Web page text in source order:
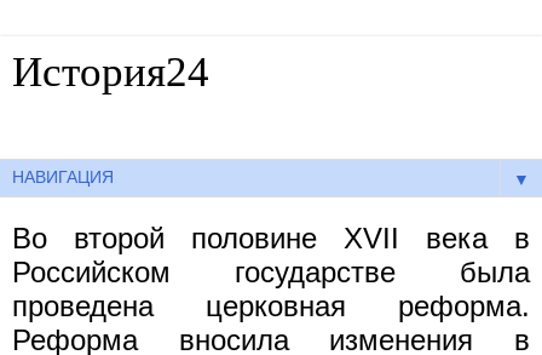
История24
▼
Во второй половине XVII века в
Российском государстве была
проведена церковная реформа.
Реформа вносила изменения в